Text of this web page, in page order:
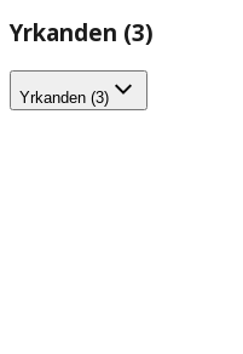
Yrkanden (3)
Yrkanden (3)